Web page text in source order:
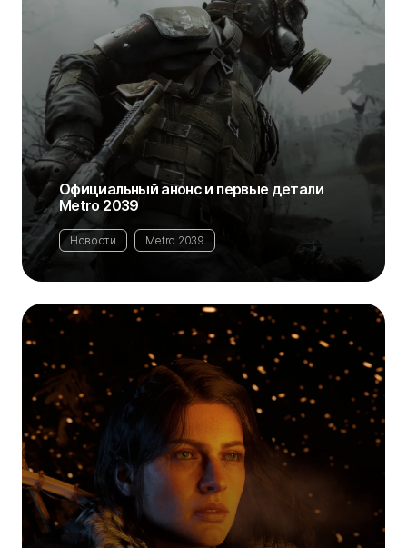
Официальный анонс и первые детали
Metro 2039
Новости Metro 2039